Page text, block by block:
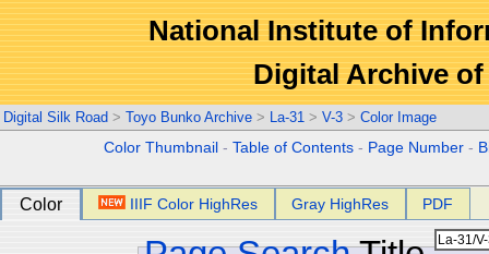
National Institute of
Digital Archive
Digital Silk Road > Toyo Bunko Archive > La-31 > V-3 > Color Image
Color Thumbnail -Table of Contents - Page Number -
Color IIIF Color HighRes Gray HighRes PDF